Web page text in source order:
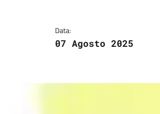
Data:
07 Agosto 2025